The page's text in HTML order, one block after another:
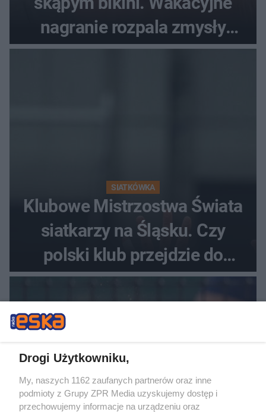
nagranie rozpala zmysły
fanów
SIATKÓWKA
Klubowe Mistrzostwa Świata
siatkarzy na Śląsku. Czy
polski klub przejdzie do
historii
Drogi Użytkowniku,
My, naszych 1162 zaufanych partnerów oraz inne
podmioty z Grupy ZPR Media uzyskujemy dostęp i
przechowujemy informacje na urządzeniu oraz